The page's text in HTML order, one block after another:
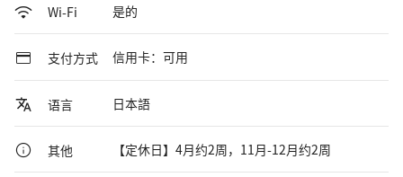
Wi-Fi
是的
支付方式 信用卡：可用
语言 日本語
其他 【定休日】4月约2周，11月-12月约2周